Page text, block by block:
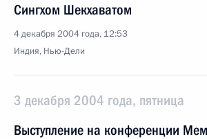
Сингхом Шекхаватом
4 декабря 2004 года, 12:53
Индия, Нью-Дели
3 декабря 2004 года, пятница
Выступление на конференции